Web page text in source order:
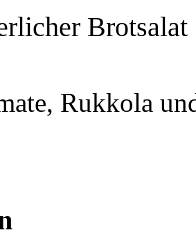
Brotsalat
Rukkola